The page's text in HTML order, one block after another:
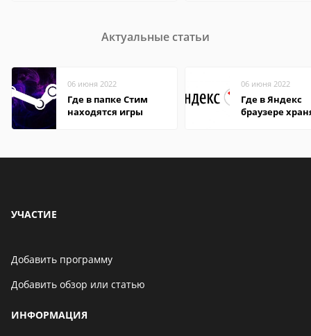
Актуальные статьи
06 июня 2022
Где в папке Стим
находятся игры
06 июня 2022
Где в Яндекс
браузере
УЧАСТИЕ
Добавить программу
Добавить обзор или статью
ИНФОРМАЦИЯ